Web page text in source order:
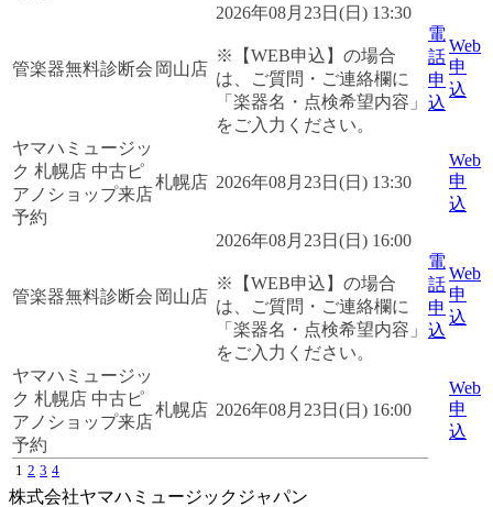
管楽器無料診断会 岡山店
2026年08月23日(日) 13:30
※【WEB申込】の場合
は、ご質問・ご連絡欄に
「楽器名・点検希望内容」
をご入力ください。
電
話
申
込
Web
申
込
ヤマハミュージッ
ク 札幌店 中古ピ
アノショップ来店
予約
札幌店 2026年08月23日(日) 13:30
Web
申
込
管楽器無料診断会 岡山店
2026年08月23日(日) 16:00
※【WEB申込】の場合
は、ご質問・ご連絡欄に
「楽器名・点検希望内容」
をご入力ください。
電
話
申
込
Web
申
込
ヤマハミュージッ
ク 札幌店 中古ピ
アノショップ来店
予約
札幌店 2026年08月23日(日) 16:00
Web
申
込
1 2 3 4
株式会社ヤマハミュージックジャパン